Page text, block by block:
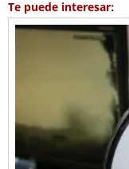
Te puede interesar: